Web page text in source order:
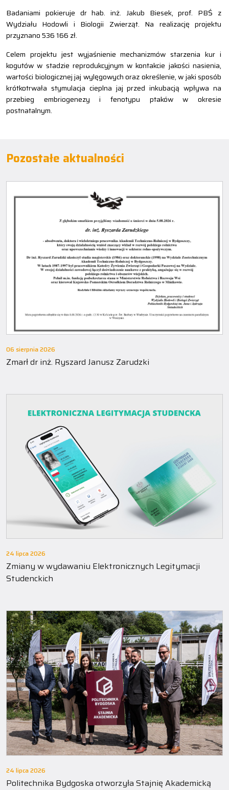
Badaniami pokieruje dr hab. inż. Jakub Biesek, prof. PBŚ z
Wydziału Hodowli i Biologii Zwierząt. Na realizację projektu
przyznano 536 166 zł.
Celem projektu jest wyjaśnienie mechanizmów starzenia kur i
kogutów w stadzie reprodukcyjnym w kontakcie jakości nasienia,
wartości biologicznej jaj wylęgowych oraz określenie, w jaki sposób
krótkotrwała stymulacja cieplna jaj przed inkubacją wpływa na
przebieg embriogenezy i fenotypu ptaków w okresie
postnatalnym.
Pozostałe aktualności
06 sierpnia 2026
Zmarł dr inż. Ryszard Janusz Zarudzki
24 lipca 2026
Zmiany w wydawaniu Elektronicznych Legitymacji
Studenckich
24 lipca 2026
Politechnika Bydgoska otworzyła Stajnię Akademicką